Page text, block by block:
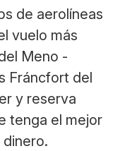
de aerolíneas
vuelo más
Meno -
Fráncfort del
y reserva
tenga el mejor